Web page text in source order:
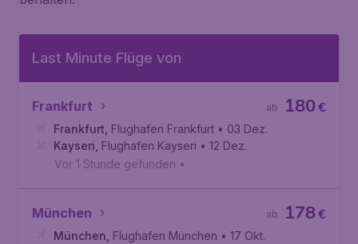
Last Minute Flüge von
Frankfurt €
180
ab
Frankfurt Flughafen Frankfurt • 03 Dez.
Kayseri Flughafen Kayseri • 12 Dez.
Vor 1 Stunde gefunden •
München €
178
ab
München Flughafen München • 17 Okt.